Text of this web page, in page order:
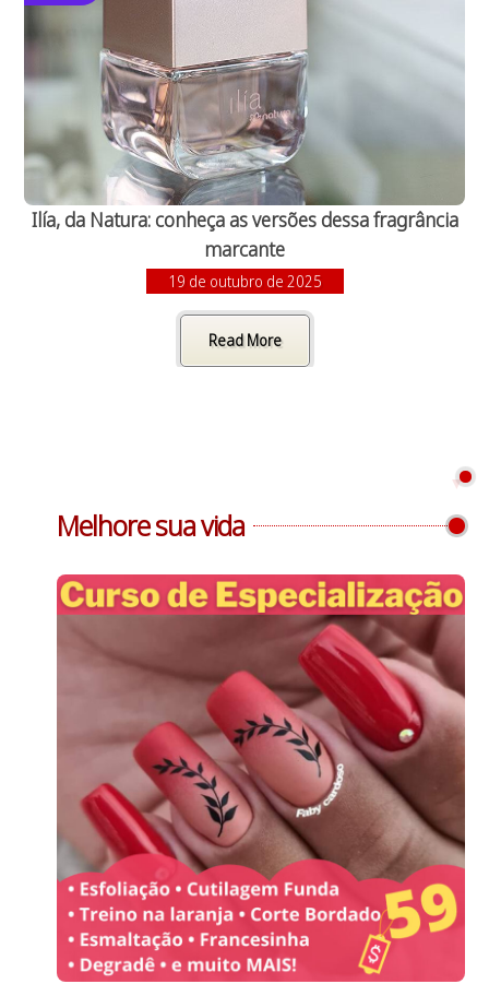
Ilía, da Natura: conheça as versões dessa fragrância
marcante
19 de outubro de 2025
Read More
Melhore sua vida